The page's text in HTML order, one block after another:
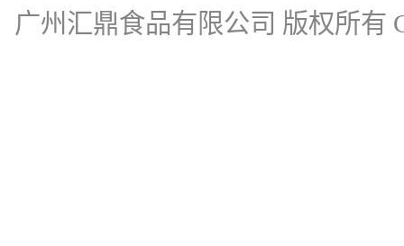
广州汇鼎食品有限公司 版权所有